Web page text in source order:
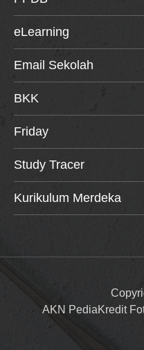
eLearning
Email Sekolah
BKK
Friday
Study Tracer
Kurikulum Merdeka
AKN PediaKredit